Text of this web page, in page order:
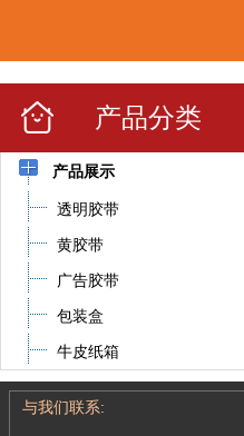
产品分类
产品展示
透明胶带
黄胶带
广告胶带
包装盒
牛皮纸箱
与我们联系: